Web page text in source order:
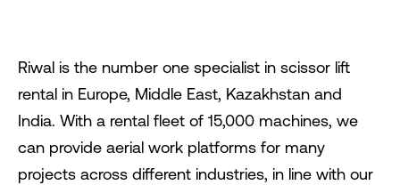
Riwal is the number one specialist in scissor lift
rental in Europe, Middle East, Kazakhstan and
India. With a rental fleet of 15,000 machines, we
can provide aerial work platforms for many
projects across different industries, in line with our